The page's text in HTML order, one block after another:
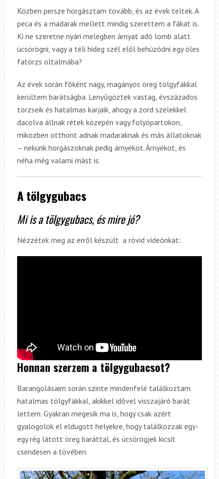
Közben persze horgásztam tovább, és az évek teltek. A
peca és a madarak mellett mindig szerettem a fákat is.
Ki ne szeretne nyári melegben árnyat adó lomb alatt
ücsörögni, vagy a téli hideg szél elől behúzódni egy öles
fatörzs oltalmába?
Az évek során főként nagy, magányos öreg tölgyfákkal
kerültem barátságba. Lenyűgöztek vastag, évszázados
törzseik és hatalmas karjaik, ahogy a zord szelekkel
dacolva állnak rétek közepén vagy folyópartokon,
miközben otthont adnak madaraknak és más állatoknak
– nekünk horgászoknak pedig árnyékot. Árnyékot, és
néha még valami mást is.
A tölgygubacs
Mi is a tölgygubacs, és mire jó?
Nézzétek meg az erről készült a rövid videónkat:
Honnan szerzem a tölgygubacsot?
Barangolásaim során szinte mindenfelé találkoztam
hatalmas tölgyfákkal, akikkel idővel visszajáró barát
lettem. Gyakran megesik ma is, hogy csak azért
gyalogolok el eldugott helyekre, hogy találkozzak egy-
egy rég látott öreg baráttal, és ücsörögjek kicsit
csendesen a tövében.